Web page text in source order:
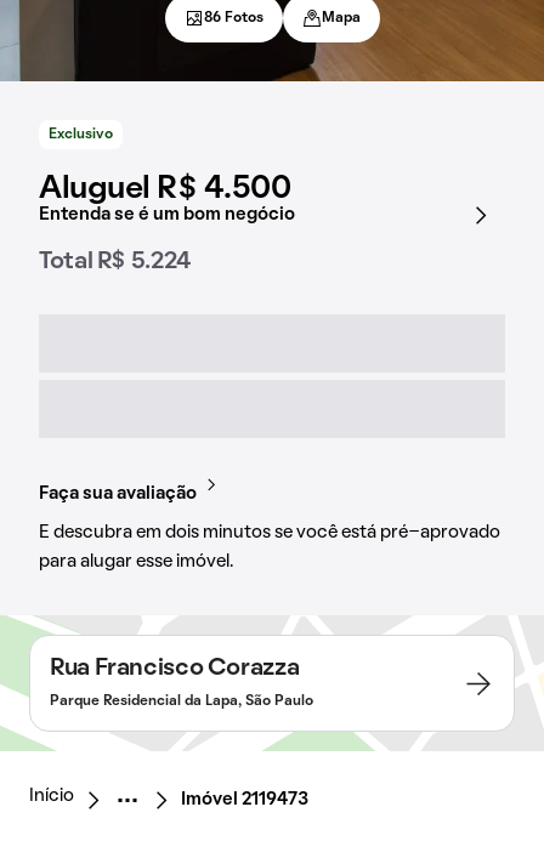
Exclusivo
Aluguel R$ 4.500
Entenda se é um bom negócio
Total R$ 5.224
Faça sua avaliação
E descubra em dois minutos se você está pré-aprovado
para alugar esse imóvel.
86 Fotos Mapa
Rua Francisco Corazza
Parque Residencial da Lapa, São Paulo
Início Imóvel 2119473